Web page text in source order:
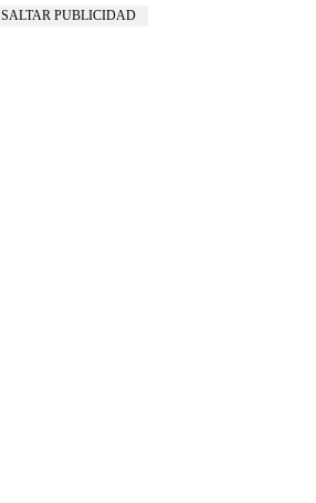
SALTAR PUBLICIDAD